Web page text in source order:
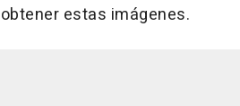
estas imágenes.